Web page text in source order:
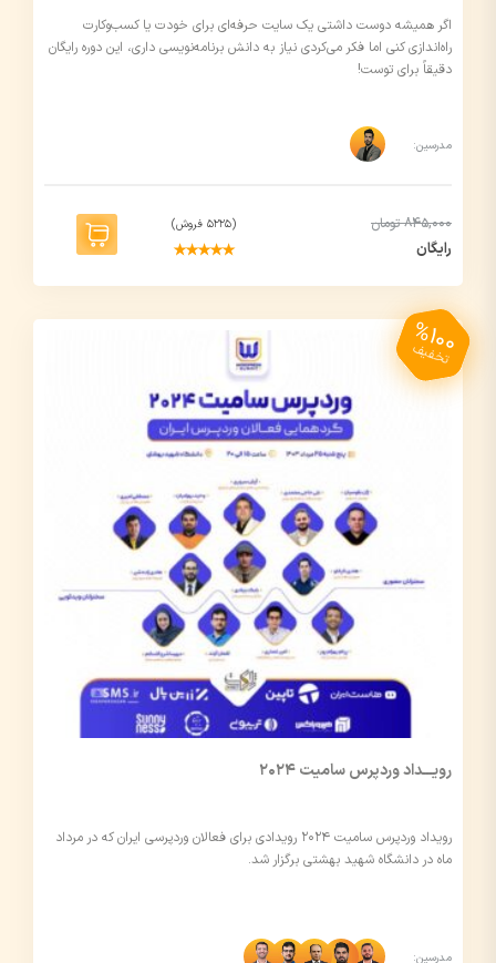
اگر همیشه دوست داشتی یک سایت حرفه‌ای برای خودت یا کسب‌وکارت
راه‌اندازی کنی اما فکر می‌کردی نیاز به دانش برنامه‌نویسی داری، این دوره رایگان
دقیقاً برای توست!
مدرسین:
845,000 تومان
رایگان
(5225 فروش)
%100
تخفیف
رویـــداد وردپرس سامیت ۲۰۲۴
رویداد وردپرس سامیت ۲۰۲۴ رویدادی برای فعالان وردپرسی ایران که در مرداد
ماه در دانشگاه شهید بهشتی برگزار شد.
مدرسین: